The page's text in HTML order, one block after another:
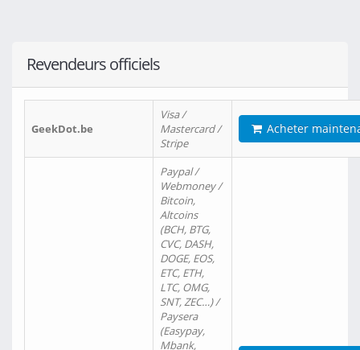
Revendeurs officiels
GeekDot.be
Visa /
Mastercard /
Stripe
Acheter
Paypal /
Webmoney /
Bitcoin,
Altcoins
(BCH, BTG,
CVC, DASH,
DOGE, EOS,
ETC, ETH,
LTC, OMG,
SNT, ZEC…) /
Paysera
(Easypay,
Mbank,